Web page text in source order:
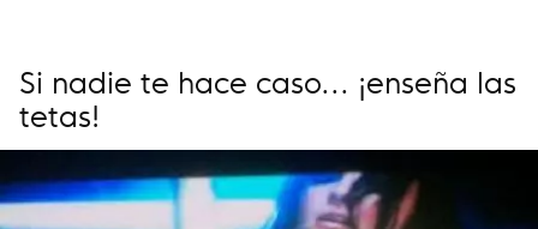
Si nadie te hace caso... ¡enseña las
tetas!